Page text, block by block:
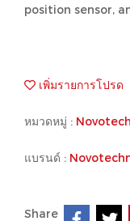
position sensor,
เพิ่มรายการโปรด
หมวดหมู่ :
แบรนด์ :
Share